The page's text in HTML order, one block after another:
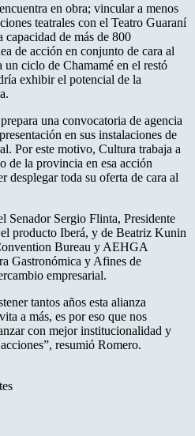
en obra; vincular a menos
teatrales con el Teatro Guaraní
de más de 800
de acción en conjunto de cara al
un ciclo de Chamamé en el restó
exhibir el potencial de la
una convocatoria de agencia
en sus instalaciones de
Por este motivo, Cultura trabaja a
de la provincia en esa acción
desplegar toda su oferta de cara al
Senador Sergio Flinta, Presidente
producto Iberá, y de Beatriz Kunin
Bureau y AEHGA
Gastronómica y Afines de
empresarial.
tantos años esta alianza
a más, es por eso que nos
con mejor institucionalidad y
resumió Romero.